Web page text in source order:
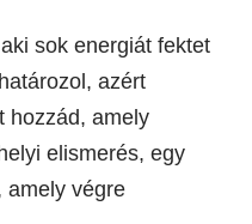
sok energiát fektet
azért
hozzád, amely
elismerés, egy
amely végre